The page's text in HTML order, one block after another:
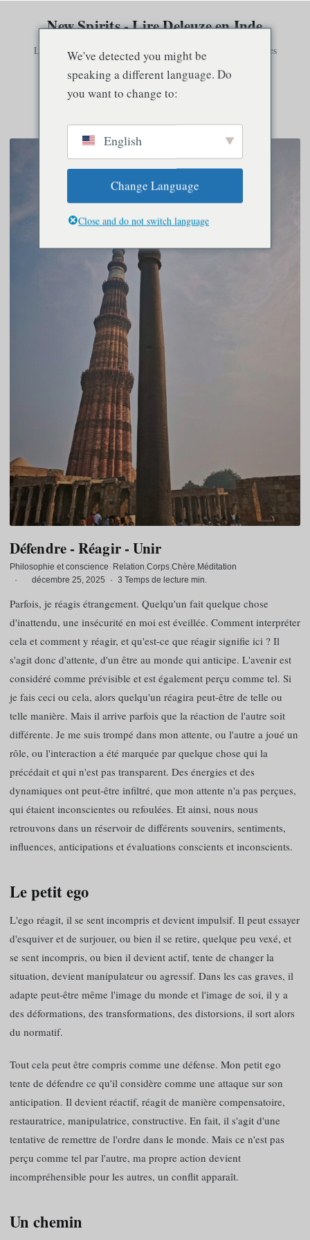
New Spirits - Lire Deleuze en Inde
La conscience n'existe qu'en relation avec d'autres consciences
Menu
Défendre - Réagir - Unir
Philosophie et conscience · Relation Corps Chère Méditation
·
décembre 25, 2025 · 3 Temps de lecture min.
Parfois, je réagis étrangement. Quelqu'un fait quelque chose
d'inattendu, une insécurité en moi est éveillée. Comment interpréter
cela et comment y réagir, et qu'est-ce que réagir signifie ici ? Il
s'agit donc d'attente, d'un être au monde qui anticipe. L'avenir est
considéré comme prévisible et est également perçu comme tel. Si
je fais ceci ou cela, alors quelqu'un réagira peut-être de telle ou
telle manière. Mais il arrive parfois que la réaction de l'autre soit
différente. Je me suis trompé dans mon attente, ou l'autre a joué un
rôle, ou l'interaction a été marquée par quelque chose qui la
précédait et qui n'est pas transparent. Des énergies et des
dynamiques ont peut-être infiltré, que mon attente n'a pas perçues,
qui étaient inconscientes ou refoulées. Et ainsi, nous nous
retrouvons dans un réservoir de différents souvenirs, sentiments,
influences, anticipations et évaluations conscients et inconscients.
Le petit ego
L'ego réagit, il se sent incompris et devient impulsif. Il peut essayer
d'esquiver et de surjouer, ou bien il se retire, quelque peu vexé, et
se sent incompris, ou bien il devient actif, tente de changer la
situation, devient manipulateur ou agressif. Dans les cas graves, il
adapte peut-être même l'image du monde et l'image de soi, il y a
des déformations, des transformations, des distorsions, il sort alors
du normatif.
Tout cela peut être compris comme une défense. Mon petit ego
tente de défendre ce qu'il considère comme une attaque sur son
anticipation. Il devient réactif, réagit de manière compensatoire,
restauratrice, manipulatrice, constructive. En fait, il s'agit d'une
tentative de remettre de l'ordre dans le monde. Mais ce n'est pas
perçu comme tel par l'autre, ma propre action devient
incompréhensible pour les autres, un conflit apparaît.
Un chemin
We've detected you might be
speaking a different language. Do
you want to change to:
English
Change Language
Close and do not switch language